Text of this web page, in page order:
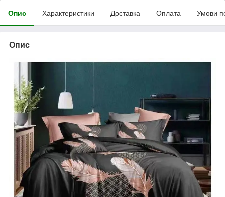
Опис Характеристики Доставка Оплата Умови
Опис